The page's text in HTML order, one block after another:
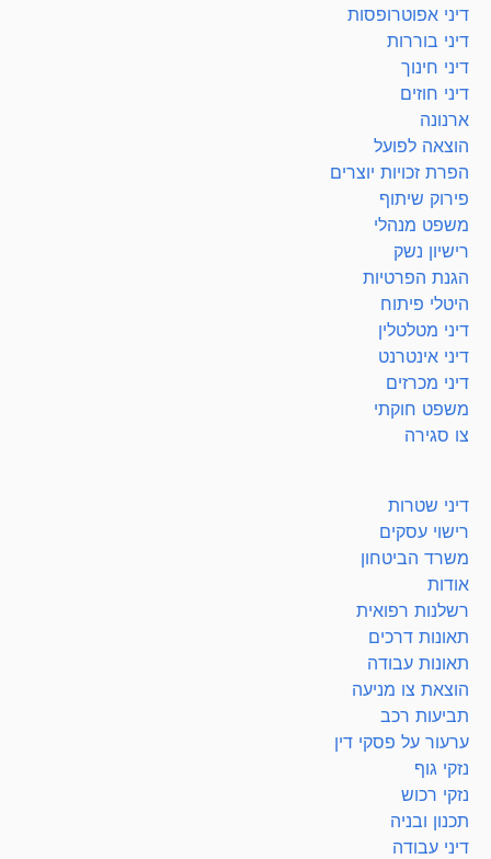
דיני אפוטרופסות
דיני בוררות
דיני חינוך
דיני חוזים
ארנונה
הוצאה לפועל
הפרת זכויות יוצרים
פירוק שיתוף
משפט מנהלי
רישיון נשק
הגנת הפרטיות
היטלי פיתוח
דיני מטלטלין
דיני אינטרנט
דיני מכרזים
משפט חוקתי
צו סגירה
דיני שטרות
רישוי עסקים
משרד הביטחון
אודות
רשלנות רפואית
תאונות דרכים
תאונות עבודה
הוצאת צו מניעה
תביעות רכב
ערעור על פסקי דין
נזקי גוף
נזקי רכוש
תכנון ובניה
דיני עבודה